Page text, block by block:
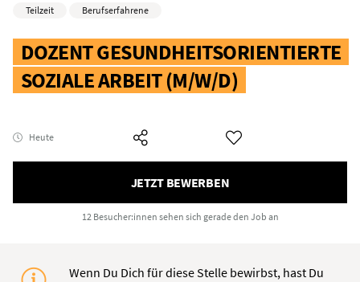
DOZENT GESUNDHEITSORIENTIERTE
SOZIALE ARBEIT (M/W/D)
Teilzeit
Berufserfahrene
Heute
JETZT BEWERBEN
12 Besucher:innen sehen sich gerade den Job an
Wenn Du Dich für diese Stelle bewirbst, hast Du